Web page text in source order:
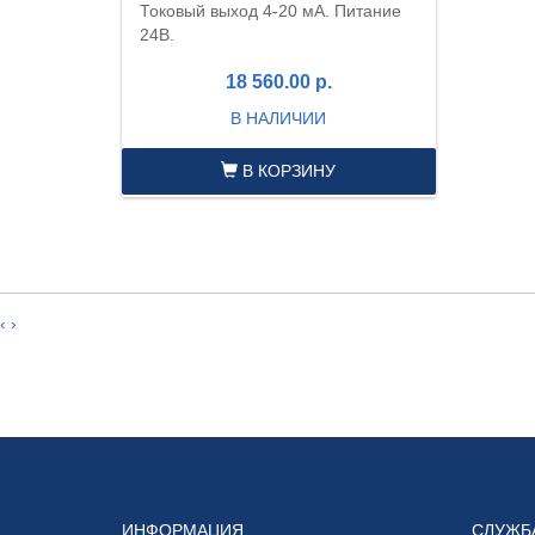
Токовый выход 4-20 мА. Питание
24В.
18 560.00 р.
В НАЛИЧИИ
В КОРЗИНУ
‹ ›
ИНФОРМАЦИЯ